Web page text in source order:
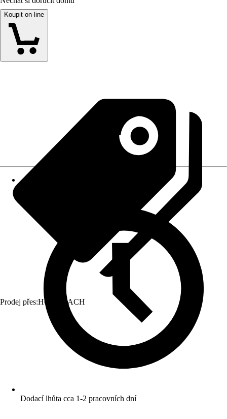
Koupit on-line
Prodej přes:HORNBACH
Dodací lhůta cca 1-2 pracovních dní